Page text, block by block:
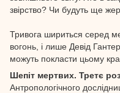
звірство? Чи будуть ще
Тривога шириться серед
вогонь, і лише Девід
можуть покласти цьому
Шепіт мертвих. Третє
Антропологічного